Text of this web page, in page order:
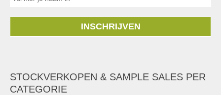
INSCHRIJVEN
STOCKVERKOPEN & SAMPLE SALES PER
CATEGORIE